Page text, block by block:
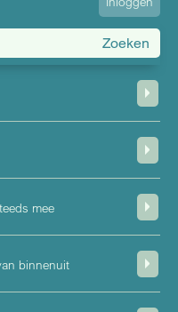
account
menu
mee
binnenuit